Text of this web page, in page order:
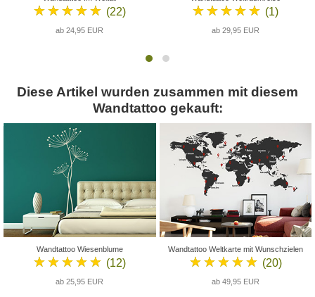
★★★★★ (22)
ab 24,95 EUR
★★★★★ (1)
ab 29,95 EUR
Diese Artikel wurden zusammen mit diesem
Wandtattoo gekauft:
Wandtattoo Wiesenblume
★★★★★ (12)
ab 25,95 EUR
Wandtattoo Weltkarte mit Wunschzielen
★★★★★ (20)
ab 49,95 EUR